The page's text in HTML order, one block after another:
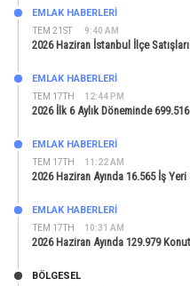
TEM 21ST 9:40 AM
EMLAK HABERLERI
2026 Haziran İstanbul İlçe
TEM 17TH 12:44 PM
EMLAK HABERLERI
2026 İlk 6 Aylık Döneminde
TEM 17TH 11:22 AM
EMLAK HABERLERI
2026 Haziran Ayında 16.565 İş Yeri
TEM 17TH 10:31 AM
EMLAK HABERLERI
2026 Haziran Ayında 129.979
BÖLGESEL